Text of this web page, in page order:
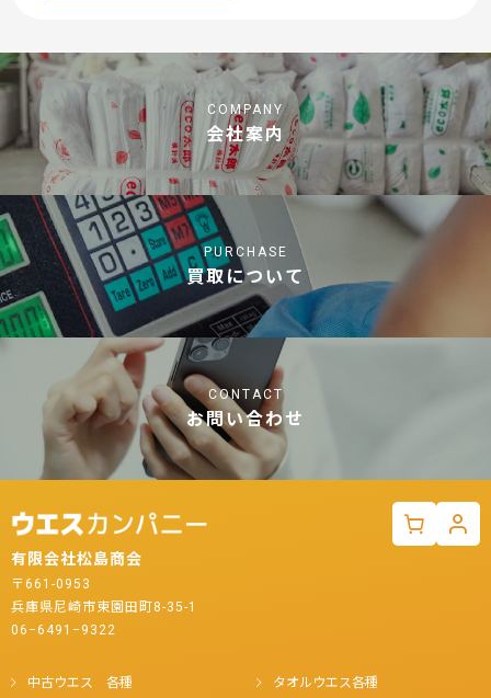
COMPANY
会社案内
PURCHASE
買取について
CONTACT
お問い合わせ
有限会社松島商会
〒661-0953
兵庫県尼崎市東園田町8-35-1
06−6491−9322
中古ウエス 各種 タオルウエス各種